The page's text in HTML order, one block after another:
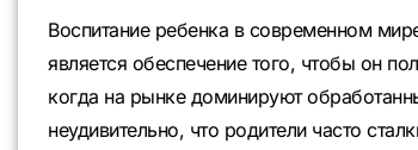
Воспитание ребенка в современном
является обеспечение того, чтобы он
когда на рынке доминируют
неудивительно, что родители часто